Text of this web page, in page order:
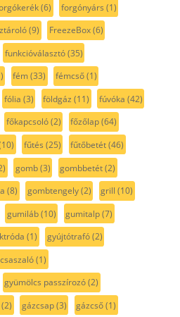
(6) forgónyárs (1)
(9) FreezeBox(6)
funkcióválasztó(35)
fém(33) fémcső(1)
fólia (3) földgáz (11) fúvóka (42)
főkapcsoló(2) főzőlap(64)
fűtés (25) fűtőbetét(46)
gomb(3) gombbetét(2)
(8) gombtengely(2) grill (10)
gumiláb(10) gumitalp(7)
(1) gyújtótrafó(2)
(1)
gyümölcs passzírozó(2)
(2) gázcsap(3) gázcső(1)